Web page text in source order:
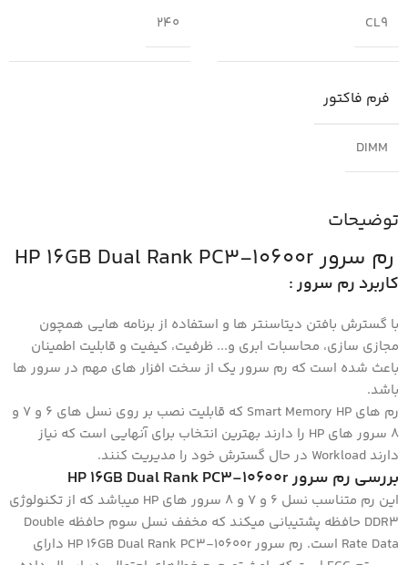
CL9
240
فرم فاکتور
DIMM
توضیحات
رم سرور HP 16GB Dual Rank PC3-10600r
کاربرد رم سرور :
با گسترش بافتن دیتاسنتر ها و استفاده از برنامه هایی همچون
مجازی سازی، محاسبات ابری و... ظرفیت، کیفیت و قابلیت اطمینان
باعث شده است که رم سرور یک از سخت افزار های مهم در سرور ها
باشد.
رم های Smart Memory HP که قابلیت نصب بر روی نسل های ۶ و ۷ و
۸ سرور های HP را دارند بهترین انتخاب برای آنهایی است که نیاز
دارند Workload در حال گسترش خود را مدیریت کنند.
بررسی رم سرور HP 16GB Dual Rank PC3-10600r
این رم متناسب نسل ۶ و ۷ و ۸ سرور های HP میباشد که از تکنولوژی
DDR3 حافظه پشتیبانی میکند که مخفف نسل سوم حافظه Double
Rate Data است. رم سرور HP 16GB Dual Rank PC3-10600r دارای